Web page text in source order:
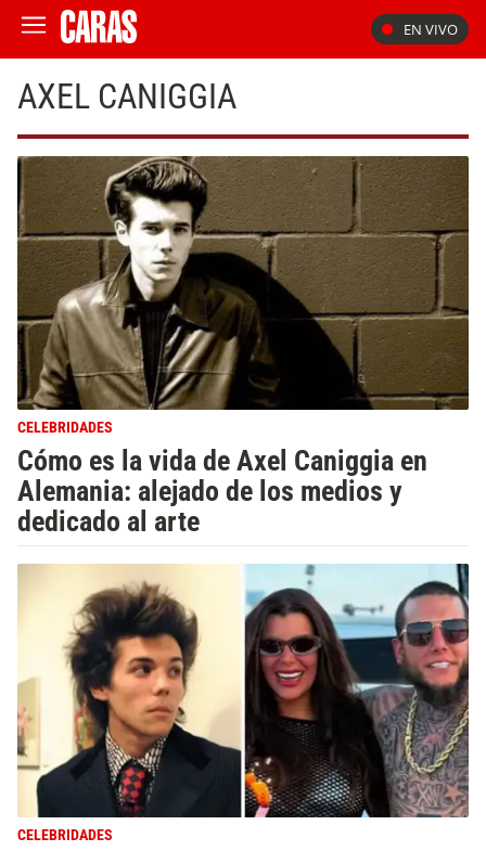
EN VIVO
AXEL CANIGGIA
CELEBRIDADES
Cómo es la vida de Axel Caniggia en
Alemania: alejado de los medios y
dedicado al arte
CELEBRIDADES